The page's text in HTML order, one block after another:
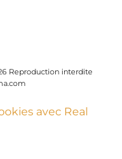
Reproduction interdite
avec Real